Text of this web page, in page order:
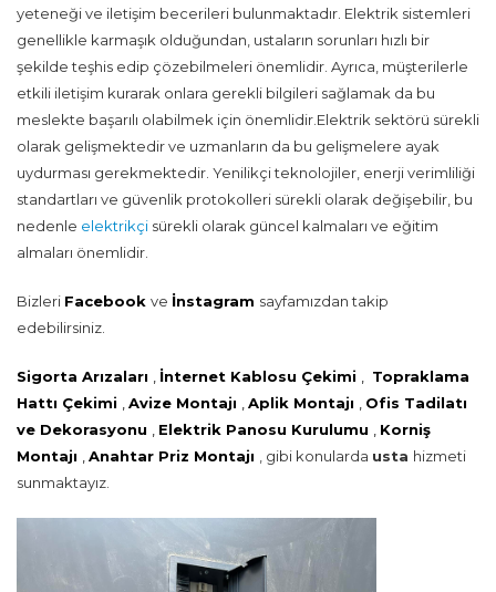
yeteneği ve iletişim becerileri bulunmaktadır. Elektrik sistemleri
genellikle karmaşık olduğundan, ustaların sorunları hızlı bir
şekilde teşhis edip çözebilmeleri önemlidir. Ayrıca, müşterilerle
etkili iletişim kurarak onlara gerekli bilgileri sağlamak da bu
meslekte başarılı olabilmek için önemlidir.Elektrik sektörü sürekli
olarak gelişmektedir ve uzmanların da bu gelişmelere ayak
uydurması gerekmektedir. Yenilikçi teknolojiler, enerji verimliliği
standartları ve güvenlik protokolleri sürekli olarak değişebilir, bu
nedenle elektrikçi sürekli olarak güncel kalmaları ve eğitim
almaları önemlidir.
Bizleri Facebook ve İnstagram sayfamızdan takip
edebilirsiniz.
Sigorta Arızaları İnternet Kablosu Çekimi
Topraklama
Hattı Çekimi
Avize Montajı Aplik Montajı
Ofis Tadilatı
ve Dekorasyonu
Elektrik Panosu Kurulumu
Korniş
Montajı
Anahtar Priz Montajı , gibi konularda usta hizmeti
sunmaktayız.